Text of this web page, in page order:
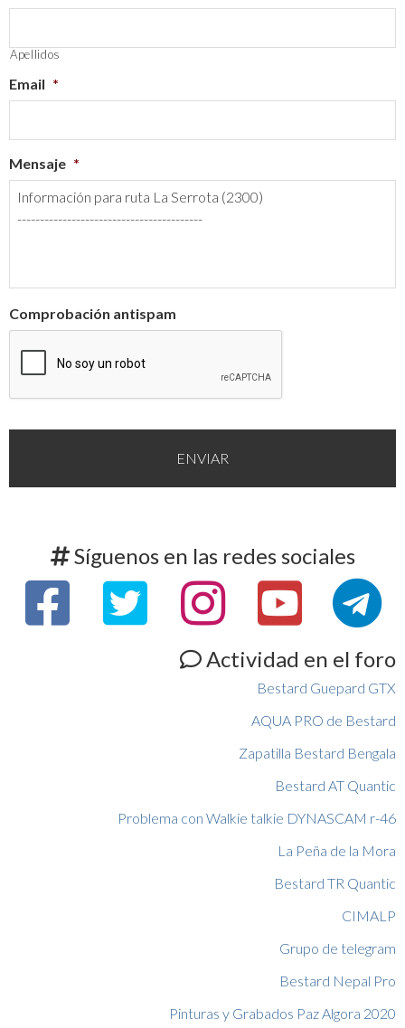
Apellidos
Email *
Mensaje *
Comprobación antispam
Síguenos en las redes sociales
Actividad en el foro
Bestard Guepard GTX
AQUA PRO de Bestard
Zapatilla Bestard Bengala
Bestard AT Quantic
Problema con Walkie talkie DYNASCAM r-46
La Peña de la Mora
Bestard TR Quantic
CIMALP
Grupo de telegram
Bestard Nepal Pro
Pinturas y Grabados Paz Algora 2020